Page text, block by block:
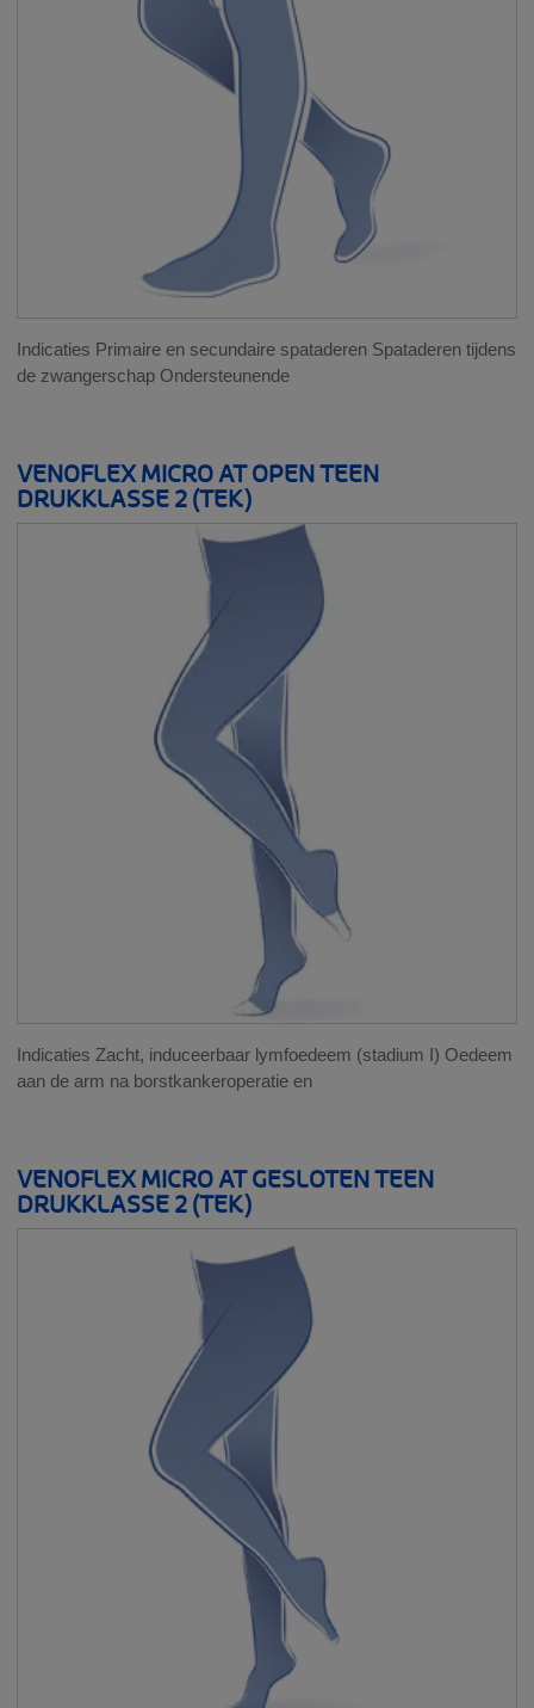
Indicaties Primaire en secundaire spataderen Spataderen tijdens
de zwangerschap Ondersteunende
VENOFLEX MICRO AT OPEN TEEN
DRUKKLASSE 2 (TEK)
Indicaties Zacht, induceerbaar lymfoedeem (stadium I) Oedeem
aan de arm na borstkankeroperatie en
VENOFLEX MICRO AT GESLOTEN TEEN
DRUKKLASSE 2 (TEK)